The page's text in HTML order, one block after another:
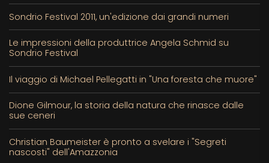
Sondrio Festival 2011, un'edizione dai grandi numeri
Le impressioni della produttrice Angela Schmid su
Sondrio Festival
Il viaggio di Michael Pellegatti in "Una foresta che muore"
Dione Gilmour, la storia della natura che rinasce dalle
sue ceneri
Christian Baumeister è pronto a svelare i "Segreti
nascosti" dell'Amazzonia